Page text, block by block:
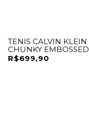
TENIS CALVIN KLEIN
CHUNKY EMBOSSED
LAYERS
R$699,90